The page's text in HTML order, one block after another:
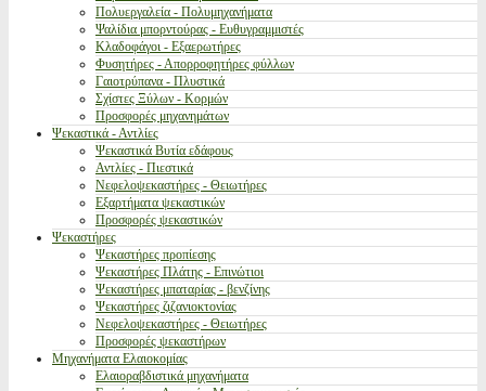
Πολυεργαλεία - Πολυμηχανήματα
Ψαλίδια μπορντούρας - Ευθυγραμμιστές
Κλαδοφάγοι - Εξαερωτήρες
Φυσητήρες - Απορροφητήρες φύλλων
Γαιοτρύπανα - Πλυστικά
Σχίστες Ξύλων - Κορμών
Προσφορές μηχανημάτων
Ψεκαστικά - Αντλίες
Ψεκαστικά Βυτία εδάφους
Αντλίες - Πιεστικά
Νεφελοψεκαστήρες - Θειωτήρες
Εξαρτήματα ψεκαστικών
Προσφορές ψεκαστικών
Ψεκαστήρες
Ψεκαστήρες προπίεσης
Ψεκαστήρες Πλάτης - Επινώτιοι
Ψεκαστήρες μπαταρίας - βενζίνης
Ψεκαστήρες ζιζανιοκτονίας
Νεφελοψεκαστήρες - Θειωτήρες
Προσφορές ψεκαστήρων
Μηχανήματα Ελαιοκομίας
Ελαιοραβδιστικά μηχανήματα